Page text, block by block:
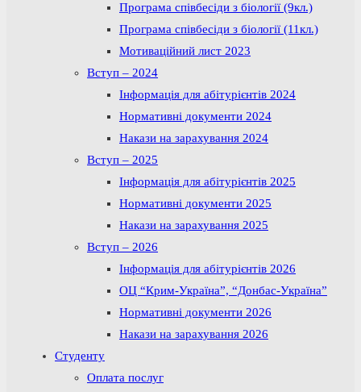
Програма співбесіди з біології (9кл.)
Програма співбесіди з біології (11кл.)
Мотиваційний лист 2023
Вступ – 2024
Інформація для абітурієнтів 2024
Нормативні документи 2024
Накази на зарахування 2024
Вступ – 2025
Інформація для абітурієнтів 2025
Нормативні документи 2025
Накази на зарахування 2025
Вступ – 2026
Інформація для абітурієнтів 2026
ОЦ “Крим-Україна”, “Донбас-Україна”
Нормативні документи 2026
Накази на зарахування 2026
Студенту
Оплата послуг